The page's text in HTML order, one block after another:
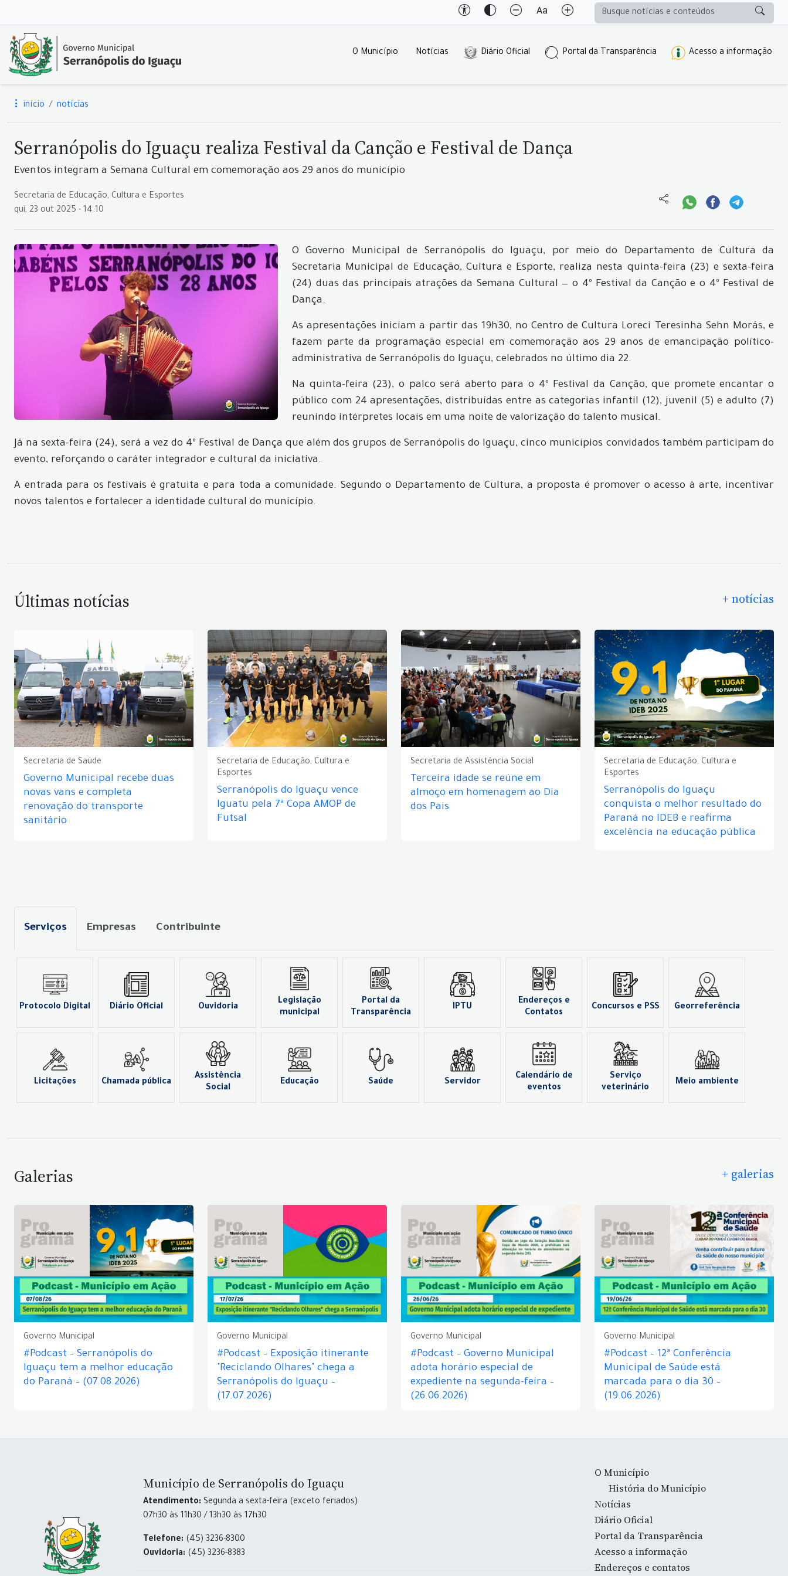
O Município Notícias Diário Oficial Portal da Transparência Acesso a informação
início notícias
Serranópolis do Iguaçu realiza Festival da Canção e Festival de Dança
Eventos integram a Semana Cultural em comemoração aos 29 anos do município
Secretaria de Educação, Cultura e Esportes
qui, 23 out 2025 - 14:10
O Governo Municipal de Serranópolis do Iguaçu, por meio do Departamento de Cultura da
Secretaria Municipal de Educação, Cultura e Esporte, realiza nesta quinta-feira (23) e sexta-feira
(24) duas das principais atrações da Semana Cultural — o 4º Festival da Canção e o 4º Festival de
Dança.
As apresentações iniciam a partir das 19h30, no Centro de Cultura Loreci Teresinha Sehn Morás, e
fazem parte da programação especial em comemoração aos 29 anos de emancipação político-
administrativa de Serranópolis do Iguaçu, celebrados no último dia 22.
Na quinta-feira (23), o palco será aberto para o 4º Festival da Canção, que promete encantar o
público com 24 apresentações, distribuídas entre as categorias infantil (12), juvenil (5) e adulto (7)
reunindo intérpretes locais em uma noite de valorização do talento musical.
Já na sexta-feira (24), será a vez do 4º Festival de Dança que além dos grupos de Serranópolis do Iguaçu, cinco municípios convidados também participam do
evento, reforçando o caráter integrador e cultural da iniciativa.
A entrada para os festivais é gratuita e para toda a comunidade. Segundo o Departamento de Cultura, a proposta é promover o acesso à arte, incentivar
novos talentos e fortalecer a identidade cultural do município.
Últimas notícias + notícias
Secretaria de Saúde
Governo Municipal recebe duas
novas vans e completa
renovação do transporte
sanitário
Secretaria de Educação, Cultura e
Esportes
Serranópolis do Iguaçu vence
Iguatu pela 7ª Copa AMOP de
Futsal
Secretaria de Assistência Social
Terceira idade se reúne em
almoço em homenagem ao Dia
dos Pais
Secretaria de Educação, Cultura e
Esportes
Serranópolis do Iguaçu
conquista o melhor resultado do
Paraná no IDEB e reafirma
excelência na educação pública
Serviços Empresas Contribuinte
Protocolo Digital Diário Oficial Ouvidoria
Legislação
municipal
Portal da
Transparência
IPTU
Endereços e
Contatos
Concursos e PSS Georreferência
Licitações Chamada pública
Assistência
Social
Educação Saúde Servidor
Calendário de
eventos
Serviço
veterinário
Meio ambiente
Galerias + galerias
Governo Municipal
#Podcast – Serranópolis do
Iguaçu tem a melhor educação
do Paraná – (07.08.2026)
Governo Municipal
#Podcast – Exposição itinerante
"Reciclando Olhares" chega a
Serranópolis do Iguaçu –
(17.07.2026)
Governo Municipal
#Podcast – Governo Municipal
adota horário especial de
expediente na segunda-feira –
(26.06.2026)
Governo Municipal
#Podcast – 12ª Conferência
Municipal de Saúde está
marcada para o dia 30 –
(19.06.2026)
Município de Serranópolis do Iguaçu
Atendimento: Segunda a sexta-feira (exceto feriados)
07h30 às 11h30 / 13h30 às 17h30
Telefone: (45) 3236-8300
Ouvidoria: (45) 3236-8383
O Município
História do Município
Notícias
Diário Oficial
Portal da Transparência
Acesso a informação
Endereços e contatos